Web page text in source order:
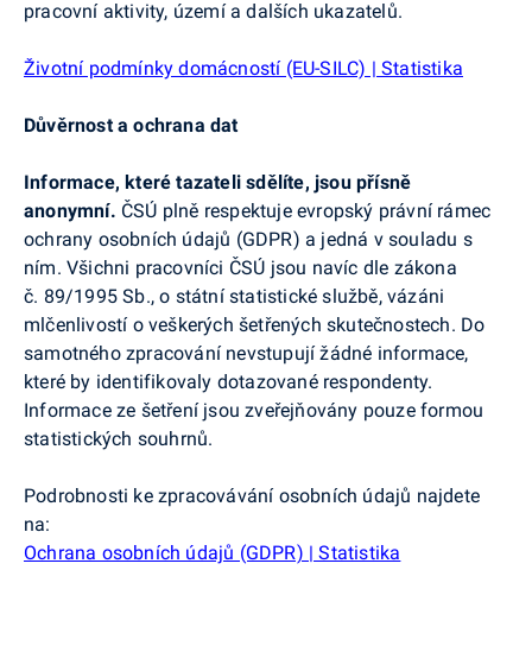
pracovní aktivity, území a dalších ukazatelů.
Životní podmínky domácností (EU-SILC) | Statistika
Důvěrnost a ochrana dat
Informace, které tazateli sdělíte, jsou přísně
anonymní. ČSÚ plně respektuje evropský právní rámec
ochrany osobních údajů (GDPR) a jedná v souladu s
ním. Všichni pracovníci ČSÚ jsou navíc dle zákona
č. 89/1995 Sb., o státní statistické službě, vázáni
mlčenlivostí o veškerých šetřených skutečnostech. Do
samotného zpracování nevstupují žádné informace,
které by identifikovaly dotazované respondenty.
Informace ze šetření jsou zveřejňovány pouze formou
statistických souhrnů.
Podrobnosti ke zpracovávání osobních údajů najdete
na:
Ochrana osobních údajů (GDPR) | Statistika